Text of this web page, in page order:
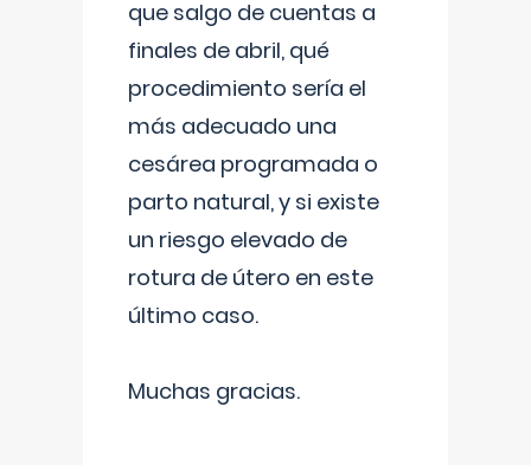
que salgo de cuentas a
finales de abril, qué
procedimiento sería el
más adecuado una
cesárea programada o
parto natural, y si existe
un riesgo elevado de
rotura de útero en este
último caso.
Muchas gracias.